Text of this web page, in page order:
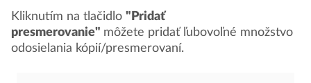
Kliknutím na tlačidlo "Pridať
presmerovanie" môžete pridať ľubovoľné množstvo
odosielania kópií/presmerovaní.